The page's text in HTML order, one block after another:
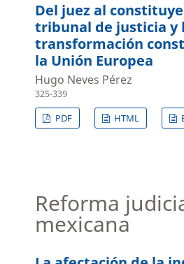
Del juez al
tribunal de justicia y
transformación
la Unión Europea
Hugo Neves Pérez
325-339
PDF
HTML
Reforma
mexicana